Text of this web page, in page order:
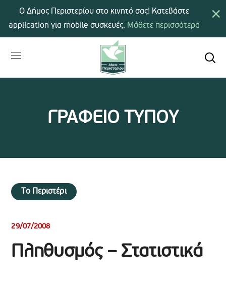
ΓΡΑΦΕΙΟ ΤΥΠΟΥ
Το Περιστέρι
29/07/2008
Πληθυσμός – Στατιστικά
×
Ο Δήμος Περιστερίου στο κινητό σας! Κατεβάστε
application για mobile συσκευές. Μάθετε περισσότερα